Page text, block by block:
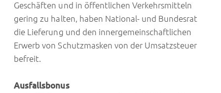
Geschäften und in öffentlichen Verkehrsmitteln
gering zu halten, haben National- und Bundesrat
die Lieferung und den innergemeinschaftlichen
Erwerb von Schutzmasken von der Umsatzsteuer
befreit.
Ausfallsbonus